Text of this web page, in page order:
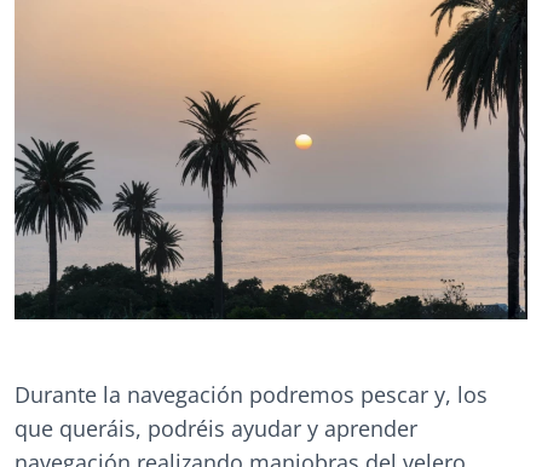
Durante la navegación podremos pescar y, los
que queráis, podréis ayudar y aprender